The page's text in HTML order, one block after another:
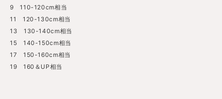
9 110-120cm相当
11 120-130cm相当
13 130-140cm相当
15 140-150cm相当
17 150-160cm相当
19 160＆UP相当